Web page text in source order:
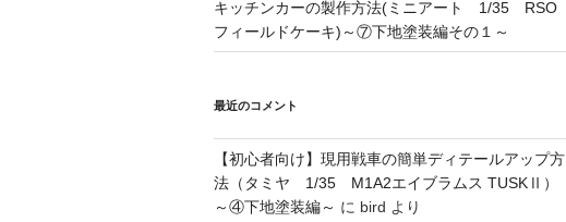
キッチンカーの製作方法(ミニアート 1/35 RSO
フィールドケーキ)～⑦下地塗装編その１～
最近のコメント
【初心者向け】現用戦車の簡単ディテールアップ方
法（タミヤ 1/35 M1A2エイブラムス TUSKⅡ）
～④下地塗装編～ に bird より